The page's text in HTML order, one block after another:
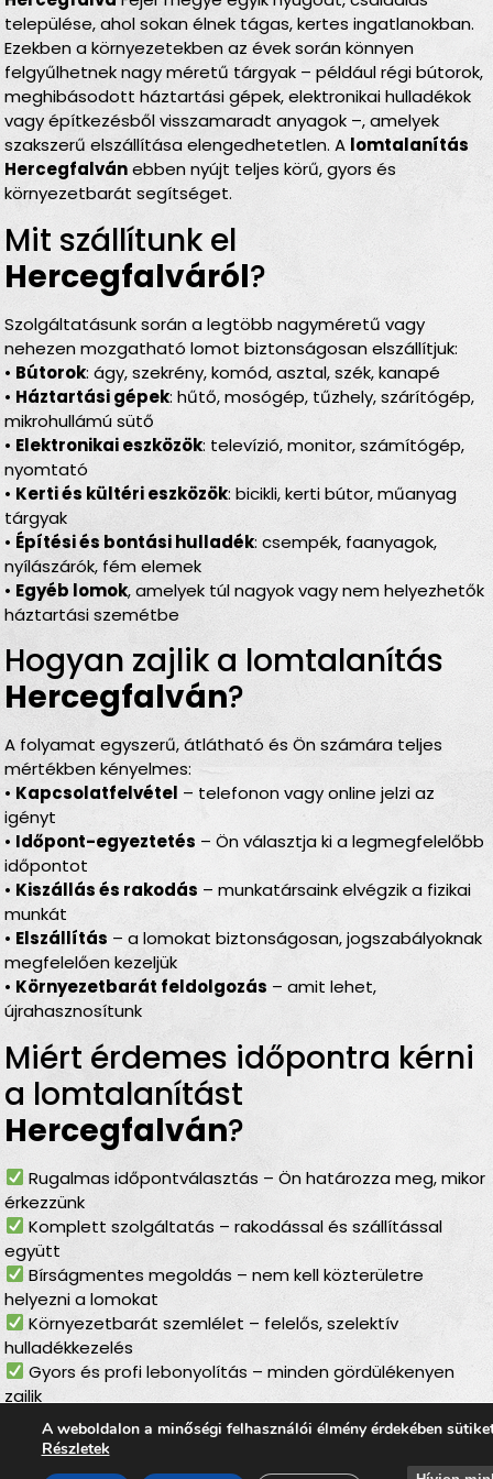
települése, ahol sokan élnek tágas, kertes ingatlanokban.
Ezekben a környezetekben az évek során könnyen
felgyűlhetnek nagy méretű tárgyak – például régi bútorok,
meghibásodott háztartási gépek, elektronikai hulladékok
vagy építkezésből visszamaradt anyagok –, amelyek
szakszerű elszállítása elengedhetetlen. A lomtalanítás
Hercegfalvánebben nyújt teljes körű, gyors és
környezetbarát segítséget.
Mit szállítunk el
Hercegfalváról?
Szolgáltatásunk során a legtöbb nagyméretű vagy
nehezen mozgatható lomot biztonságosan elszállítjuk:
• Bútorok: ágy, szekrény, komód, asztal, szék, kanapé
• Háztartási gépek: hűtő, mosógép, tűzhely, szárítógép,
mikrohullámú sütő
• Elektronikai eszközök: televízió, monitor, számítógép,
nyomtató
• Kerti és kültéri eszközök: bicikli, kerti bútor, műanyag
tárgyak
• Építési és bontási hulladék: csempék, faanyagok,
nyílászárók, fém elemek
• Egyéb lomok, amelyek túl nagyok vagy nem helyezhetők
háztartási szemétbe
Hogyan zajlik a lomtalanítás
Hercegfalván?
A folyamat egyszerű, átlátható és Ön számára teljes
mértékben kényelmes:
• Kapcsolatfelvétel – telefonon vagy online jelzi az
igényt
• Időpont-egyeztetés – Ön választja ki a legmegfelelőbb
időpontot
• Kiszállás és rakodás – munkatársaink elvégzik a fizikai
munkát
• Elszállítás – a lomokat biztonságosan, jogszabályoknak
megfelelően kezeljük
• Környezetbarát feldolgozás – amit lehet,
újrahasznosítunk
Miért érdemes időpontra kérni
a lomtalanítást
Hercegfalván?
Rugalmas időpontválasztás – Ön határozza meg, mikor
érkezzünk
Komplett szolgáltatás – rakodással és szállítással
együtt
Bírságmentes megoldás – nem kell közterületre
helyezni a lomokat
Környezetbarát szemlélet – felelős, szelektív
hulladékkezelés
Gyors és profi lebonyolítás – minden gördülékenyen
zajlik
LomtalanításHercegfalván–
A weboldalon a minőségi felhasználói élmény érdekében
Részletek